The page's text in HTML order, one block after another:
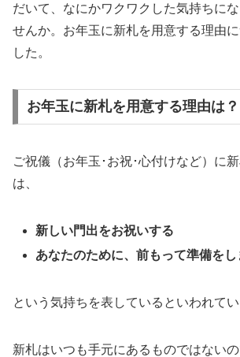
だいて、なにかワクワクした気持ちに
せんか。お年玉に新札を用意する理由
した。
お年玉に新札を用意する理由は？
ご祝儀（お年玉･お祝･心付けなど）に
は、
新しい門出をお祝いする
あなたのために、前もって準備をし
という気持ちを表しているといわれてい
新札はいつも手元にあるものではない